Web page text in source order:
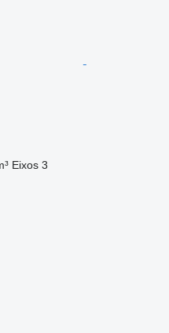
Eixos 3